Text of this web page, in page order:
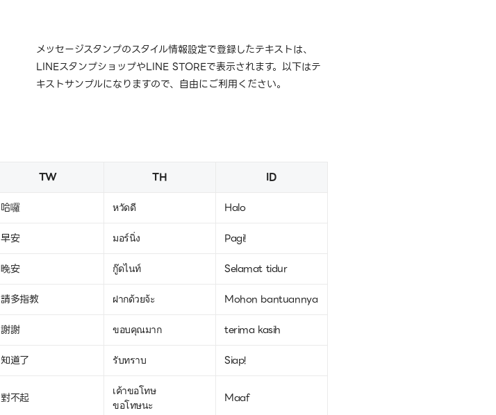
メッセージスタンプのスタイル情報設定で登録したテキストは、
LINEスタンプショップやLINE STOREで表示されます。以下はテ
キストサンプルになりますので、自由にご利用ください。
TW TH
ID
哈囉 หวัดดี
Halo
早安 มอร์นิ่ง
Pagi!
晚安 กู๊ดไนท์
Selamat tidur
請多指教 ฝากด้วยจ้ะ
Mohon bantuannya
謝謝 ขอบคุณมาก
terima kasih
知道了 รับทราบ Siap!
對不起
เค้าขอโทษ
ขอโทษนะ
Maaf